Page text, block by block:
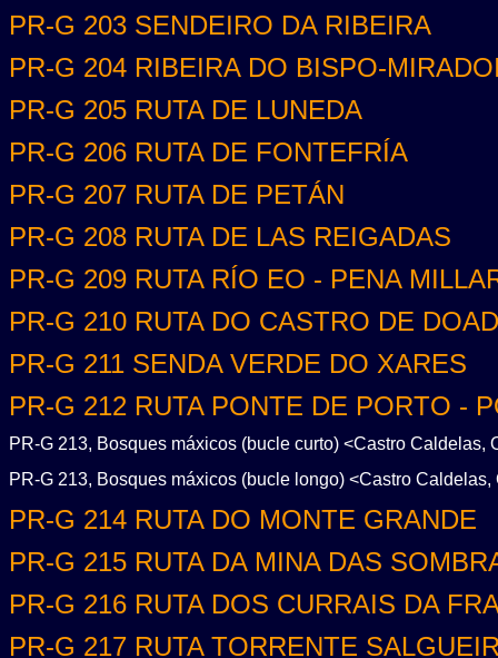
PR-G 203 SENDEIRO DA RIBEIRA
PR-G 204 RIBEIRA DO BISPO-
PR-G 205 RUTA DE LUNEDA
PR-G 206 RUTA DE FONTEFRÍA
PR-G 207 RUTA DE PETÁN
PR-G 208 RUTA DE LAS REIGADAS
PR-G 209 RUTA RÍO EO - PENA
PR-G 210 RUTA DO CASTRO DE
PR-G 211 SENDA VERDE DO XARES
PR-G 212 RUTA PONTE DE PORTO -
PR-G 213, Bosques máxicos (bucle curto) <Castro Caldelas,
PR-G 213, Bosques máxicos (bucle longo) <Castro
PR-G 214 RUTA DO MONTE GRANDE
PR-G 215 RUTA DA MINA DAS
PR-G 216 RUTA DOS CURRAIS DA
PR-G 217 RUTA TORRENTE